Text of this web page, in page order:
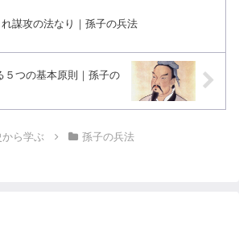
れ謀攻の法なり｜孫子の兵法
５つの基本原則｜孫子の
から学ぶ 孫子の兵法